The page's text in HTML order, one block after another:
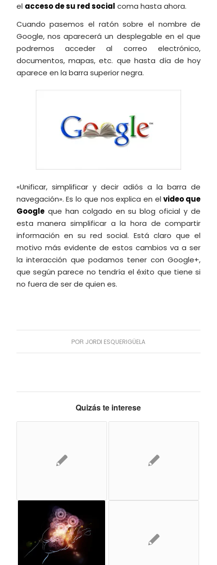
el acceso de su red social coma hasta ahora.
Cuando pasemos el ratón sobre el nombre de
Google, nos aparecerá un desplegable en el que
podremos acceder al correo electrónico,
documentos, mapas, etc. que hasta día de hoy
aparece en la barra superior negra.
«Unificar, simplificar y decir adiós a la barra de
navegación». Es lo que nos explica en el video que
Googleque han colgado en su blog oficial y de
esta manera simplificar a la hora de compartir
información en su red social. Está claro que el
motivo más evidente de estos cambios va a ser
la interacción que podamos tener con Google+,
que según parece no tendría el éxito que tiene si
no fuera de ser de quien es.
POR JORDI ESQUERIGÜELA
Quizás te interese